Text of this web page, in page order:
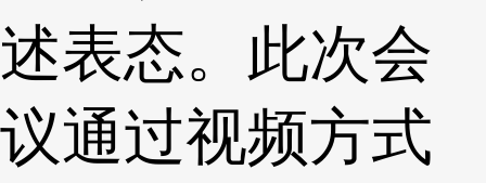
述表态。此次会
议通过视频方式